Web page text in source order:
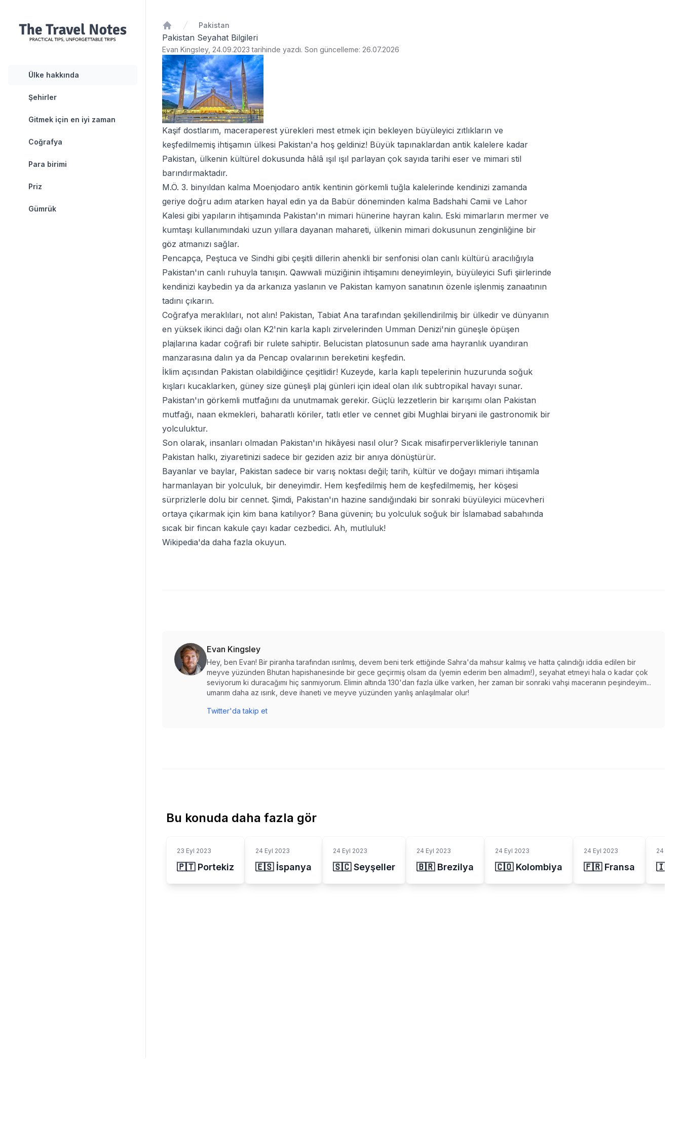
Ülke hakkında
Şehirler
Gitmek için en iyi zaman
Coğrafya
Para birimi
Priz
Gümrük
Ana Sayfa
Pakistan
Pakistan Seyahat Bilgileri
Evan Kingsley, 24.09.2023 tarihinde yazdı. Son güncelleme: 26.07.2026
Kaşif dostlarım, maceraperest yürekleri mest etmek için bekleyen büyüleyici zıtlıkların ve
keşfedilmemiş ihtişamın ülkesi Pakistan'a hoş geldiniz! Büyük tapınaklardan antik kalelere kadar
Pakistan, ülkenin kültürel dokusunda hâlâ ışıl ışıl parlayan çok sayıda tarihi eser ve mimari stil
barındırmaktadır.
M.Ö. 3. binyıldan kalma Moenjodaro antik kentinin görkemli tuğla kalelerinde kendinizi zamanda
geriye doğru adım atarken hayal edin ya da Babür döneminden kalma Badshahi Camii ve Lahor
Kalesi gibi yapıların ihtişamında Pakistan'ın mimari hünerine hayran kalın. Eski mimarların mermer ve
kumtaşı kullanımındaki uzun yıllara dayanan mahareti, ülkenin mimari dokusunun zenginliğine bir
göz atmanızı sağlar.
Pencapça, Peştuca ve Sindhi gibi çeşitli dillerin ahenkli bir senfonisi olan canlı kültürü aracılığıyla
Pakistan'ın canlı ruhuyla tanışın. Qawwali müziğinin ihtişamını deneyimleyin, büyüleyici Sufi şiirlerinde
kendinizi kaybedin ya da arkanıza yaslanın ve Pakistan kamyon sanatının özenle işlenmiş zanaatının
tadını çıkarın.
Coğrafya meraklıları, not alın! Pakistan, Tabiat Ana tarafından şekillendirilmiş bir ülkedir ve dünyanın
en yüksek ikinci dağı olan K2'nin karla kaplı zirvelerinden Umman Denizi'nin güneşle öpüşen
plajlarına kadar coğrafi bir rulete sahiptir. Belucistan platosunun sade ama hayranlık uyandıran
manzarasına dalın ya da Pencap ovalarının bereketini keşfedin.
İklim açısından Pakistan olabildiğince çeşitlidir! Kuzeyde, karla kaplı tepelerinin huzurunda soğuk
kışları kucaklarken, güney size güneşli plaj günleri için ideal olan ılık subtropikal havayı sunar.
Pakistan'ın görkemli mutfağını da unutmamak gerekir. Güçlü lezzetlerin bir karışımı olan Pakistan
mutfağı, naan ekmekleri, baharatlı köriler, tatlı etler ve cennet gibi Mughlai biryani ile gastronomik bir
yolculuktur.
Son olarak, insanları olmadan Pakistan'ın hikâyesi nasıl olur? Sıcak misafirperverlikleriyle tanınan
Pakistan halkı, ziyaretinizi sadece bir geziden aziz bir anıya dönüştürür.
Bayanlar ve baylar, Pakistan sadece bir varış noktası değil; tarih, kültür ve doğayı mimari ihtişamla
harmanlayan bir yolculuk, bir deneyimdir. Hem keşfedilmiş hem de keşfedilmemiş, her köşesi
sürprizlerle dolu bir cennet. Şimdi, Pakistan'ın hazine sandığındaki bir sonraki büyüleyici mücevheri
ortaya çıkarmak için kim bana katılıyor? Bana güvenin; bu yolculuk soğuk bir İslamabad sabahında
sıcak bir fincan kakule çayı kadar cezbedici. Ah, mutluluk!
Wikipedia'da daha fazla okuyun.
Evan Kingsley
Hey, ben Evan! Bir piranha tarafından ısırılmış, devem beni terk ettiğinde Sahra'da mahsur kalmış ve hatta çalındığı iddia edilen bir
meyve yüzünden Bhutan hapishanesinde bir gece geçirmiş olsam da (yemin ederim ben almadım!), seyahat etmeyi hala o kadar çok
seviyorum ki duracağımı hiç sanmıyorum. Elimin altında 130'dan fazla ülke varken, her zaman bir sonraki vahşi maceranın peşindeyim...
umarım daha az ısırık, deve ihaneti ve meyve yüzünden yanlış anlaşılmalar olur!
Twitter'da takip et
Bu konuda daha fazla gör
23 Eyl 2023
🇵🇹 Portekiz
24 Eyl 2023
🇪🇸 İspanya
24 Eyl 2023
🇸🇨 Seyşeller
24 Eyl 2023
🇧🇷 Brezilya
24 Eyl 2023
🇨🇴 Kolombiya
24 Eyl 2023
🇫🇷 Fransa
24 Eyl
🇮🇳